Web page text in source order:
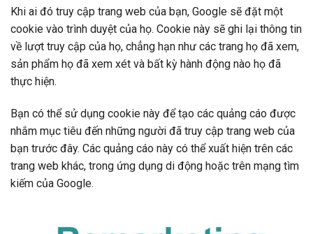
Khi ai đó truy cập trang web của bạn, Google sẽ đặt một
cookie vào trình duyệt của họ. Cookie này sẽ ghi lại thông tin
về lượt truy cập của họ, chẳng hạn như các trang họ đã xem,
sản phẩm họ đã xem xét và bất kỳ hành động nào họ đã
thực hiện.
Bạn có thể sử dụng cookie này để tạo các quảng cáo được
nhắm mục tiêu đến những người đã truy cập trang web của
bạn trước đây. Các quảng cáo này có thể xuất hiện trên các
trang web khác, trong ứng dụng di động hoặc trên mạng tìm
kiếm của Google.